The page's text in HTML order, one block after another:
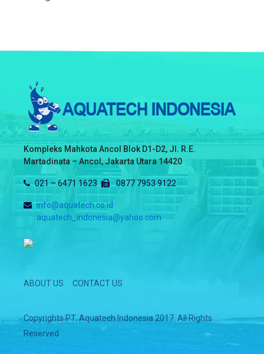
BERKUALITAS??
SEKARANG
Kompleks Mahkota Ancol Blok D1-D2, Jl. R.E.
Martadinata – Ancol, Jakarta Utara 14420
021 – 6471 1623 0877 7953 9122
info@aquatech.co.id
aquatech_indonesia@yahoo.com
ABOUT US CONTACT US
Copyrights PT. Aquatech Indonesia 2017. All Rights
Reserved